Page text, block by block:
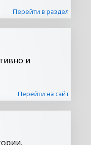
Перейти в раздел
и
Перейти на сайт